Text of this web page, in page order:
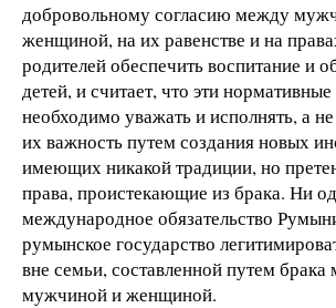
добровольному согласию между
женщиной, на их равенстве и на
родителей обеспечить воспитание и
детей, и считает, что эти
необходимо уважать и исполнять, а
их важность путем создания новых
имеющих никакой традиции, но
права, проистекающие из брака. Ни
международное обязательство
румынское государство
вне семьи, составленной путем
мужчиной и женщиной.